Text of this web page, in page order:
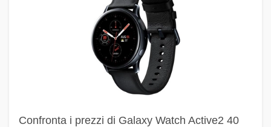
Confronta i prezzi di Galaxy Watch Active2 40